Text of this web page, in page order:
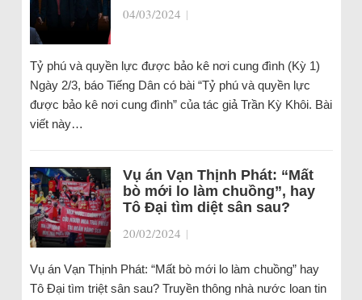
04/03/2024 |
Tỷ phú và quyền lực được bảo kê nơi cung đình (Kỳ 1)
Ngày 2/3, báo Tiếng Dân có bài “Tỷ phú và quyền lực
được bảo kê nơi cung đình” của tác giả Trần Kỳ Khôi. Bài
viết này…
Vụ án Vạn Thịnh Phát: “Mất
bò mới lo làm chuồng”, hay
Tô Đại tìm diệt sân sau?
20/02/2024 |
Vụ án Vạn Thịnh Phát: “Mất bò mới lo làm chuồng” hay
Tô Đại tìm triệt sân sau? Truyền thông nhà nước loan tin